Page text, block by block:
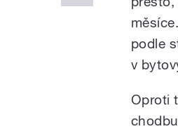
podle
v
Oproti